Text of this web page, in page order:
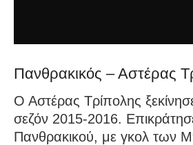
Πανθρακικός – Αστέρας
Ο Αστέρας Τρίπολης
σεζόν 2015-2016.
Πανθρακικού, με γκολ των